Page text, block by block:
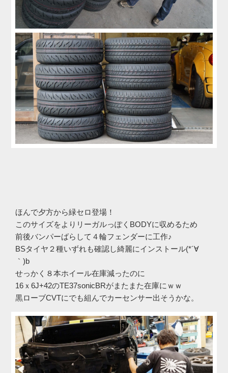
ほんで夕方から緑セロ登場！
このサイズをよりリーガルっぽくBODYに収めるため
前後バンパーばらして４輪フェンダーに工作♪
BSタイヤ２種いずれも確認し綺麗にインストール(*´∀
｀)b
せっかく８本ホイール在庫減ったのに
16ｘ6J+42のTE37sonicBRがまたまた在庫にｗｗ
黒ローブCVTにでも組んでカーセンサー出そうかな。